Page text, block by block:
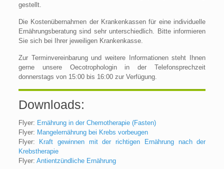
gestellt.
Die Kostenübernahmen der Krankenkassen für eine individuelle
Ernährungsberatung sind sehr unterschiedlich. Bitte informieren
Sie sich bei Ihrer jeweiligen Krankenkasse.
Zur Terminvereinbarung und weitere Informationen steht Ihnen
gerne unsere Oecotrophologin in der Telefonsprechzeit
donnerstags von 15:00 bis 16:00 zur Verfügung.
Downloads:
Flyer: Ernährung in der Chemotherapie (Fasten)
Flyer: Mangelernährung bei Krebs vorbeugen
Flyer:
Kraft gewinnen mit der richtigen Ernährung nach der
Krebstherapie
Flyer: Antientzündliche Ernährung